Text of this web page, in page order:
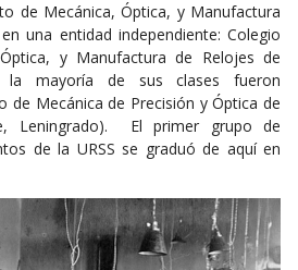
de Mecánica, Óptica, y Manufactura
una entidad independiente: Colegio
y Manufactura de Relojes de
la mayoría de sus clases fueron
de Mecánica de Precisión y Óptica de
Leningrado). El primer grupo de
de la URSS se graduó de aquí en